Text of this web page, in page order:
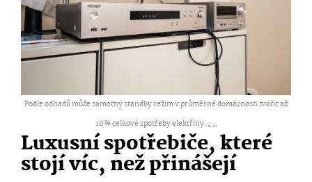
Podle odhadů může samotný standby režim v průměrné domácnosti tvořit až
10 % celkové spotřeby elektřiny. ,...
Luxusní spotřebiče, které
stojí víc, než přinášejí